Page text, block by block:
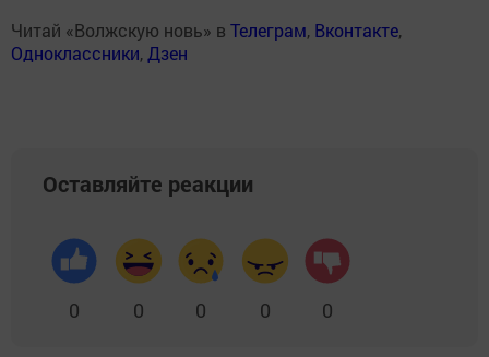
Читай «Волжскую новь» в Телеграм, Вконтакте,
Одноклассники, Дзен
Оставляйте реакции
0 0 0 0 0